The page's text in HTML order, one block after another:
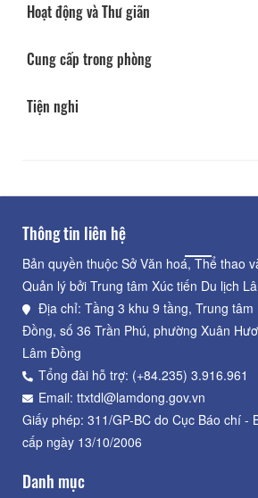
Hoạt động và Thư giãn
Cung cấp trong phòng
Tiện nghi
Thông tin liên hệ
Bản quyền thuộc Sở Văn hoá, Thể thao
Quản lý bởi Trung tâm Xúc tiến Du lịch
Địa chỉ: Tầng 3 khu 9 tầng, Trung
Đồng, số 36 Trần Phú, phường Xuân
Lâm Đồng
Tổng đài hỗ trợ: (+84.235) 3.916.961
Email: ttxtdl@lamdong.gov.vn
Giấy phép: 311/GP-BC do Cục Báo chí -
cấp ngày 13/10/2006
Danh mục